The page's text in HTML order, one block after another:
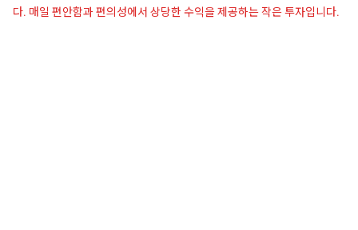
다. 매일 편안함과 편의성에서 상당한 수익을 제공하는 작은 투자입니다.